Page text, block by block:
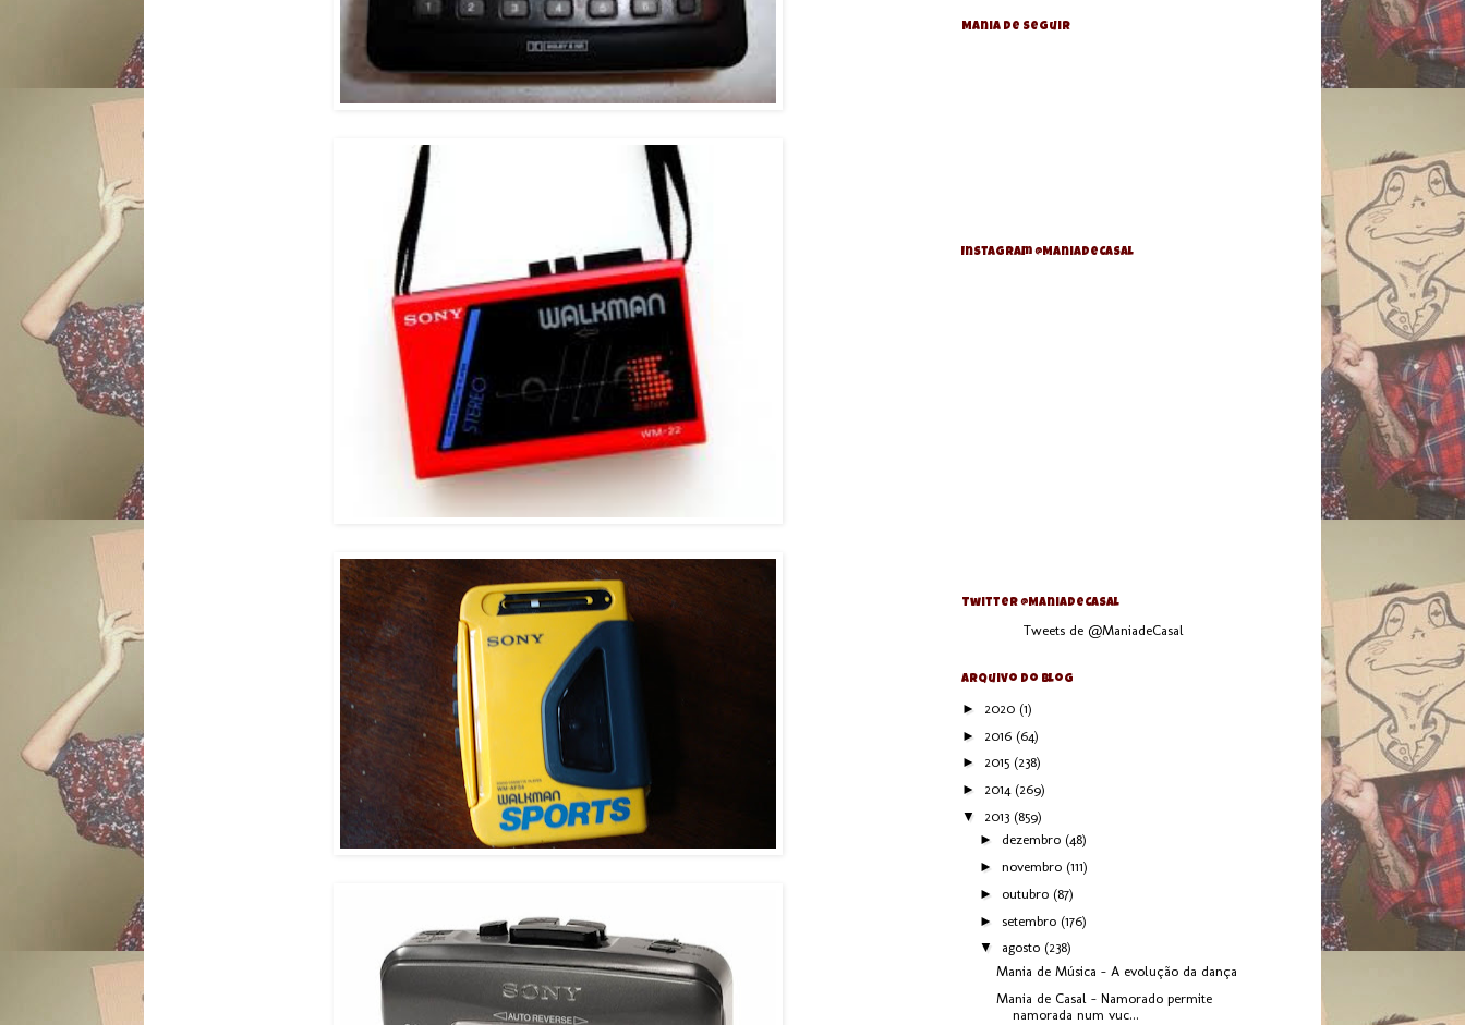
Mania de Seguir
Instagram @ManiaDeCasal
Twitter @ManiaDeCasal
Tweets de @ManiadeCasal
Arquivo do blog
► 2020 (1)
► 2016 (64)
► 2015 (238)
► 2014 (269)
▼ 2013 (859)
► dezembro (48)
► novembro (111)
► outubro (87)
► setembro (176)
▼ agosto (238)
Mania de Música - A evolução da dança
Mania de Casal - Namorado permite
namorada num vuc...